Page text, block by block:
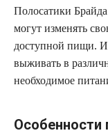
Полосатики
могут изменять
доступной пищи.
выживать в
необходимое
Особенности